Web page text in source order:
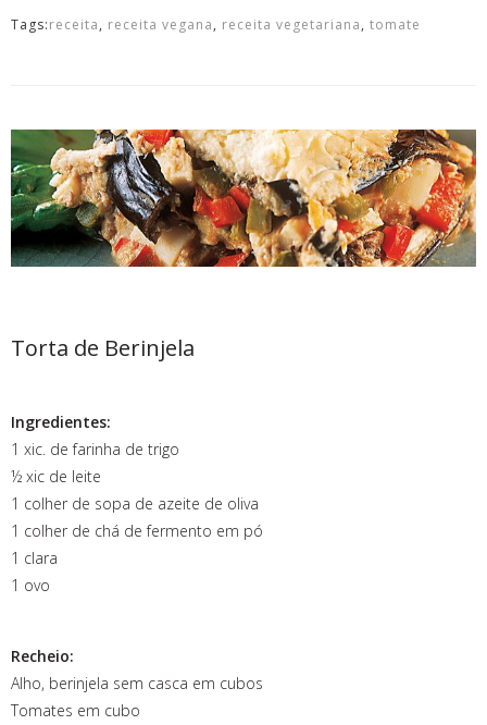
Tags:receita, receita vegana, receita vegetariana, tomate
Torta de Berinjela
Ingredientes:
1 xic. de farinha de trigo
½ xic de leite
1 colher de sopa de azeite de oliva
1 colher de chá de fermento em pó
1 clara
1 ovo
Recheio:
Alho, berinjela sem casca em cubos
Tomates em cubo